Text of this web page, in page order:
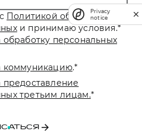
Политикой обработки
и принимаю условия.*
обработку персональных
коммуникацию.*
предоставление
третьим лицам.*
Privacy
notice